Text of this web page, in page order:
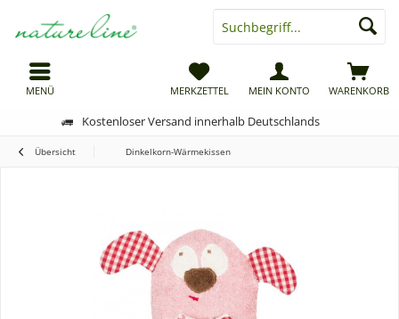
Kostenloser Versand innerhalb Deutschlands
MENÜ WARENKORB
MERKZETTEL MEIN KONTO
Übersicht Dinkelkorn-Wärmekissen